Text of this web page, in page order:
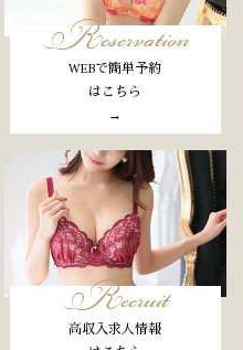
Reservation
WEBで簡単予約
はこちら
→
Recruit
高収入求人情報